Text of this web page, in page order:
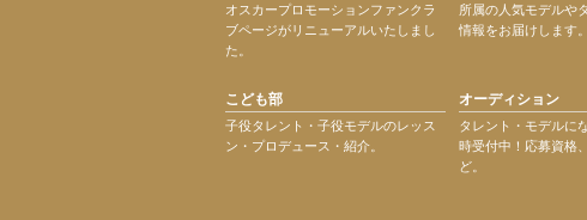
【定本楓馬】WEB DIGVII 連載企画『東京23時』に登場！
【elfin’】7thシングル『全世界』がFMふくろうでパワープレイO.A.決定
【上戸彩】サントリー「−196」新CM出演！
【elfin’】【小倉舞子】8月9日（日）「MxM’s produce event vol.14」に出演決定！
【elfin’】【辻美優】8月28日（金）「辻美優(elfin’)グレイテスト・ショー」に出演決定！
【elfin’】9月27日（日）「Beauty Voice Theater Reboot Vol.3」開催決定！
オスカープロモーションファンクラ
ブページがリニューアルいたしまし
た。
所属の人気モデルや
情報をお届けします。
こども部
子役タレント・子役モデルのレッス
ン・プロデュース・紹介。
オーディション
タレント・モデルに
時受付中！応募資格
ど。